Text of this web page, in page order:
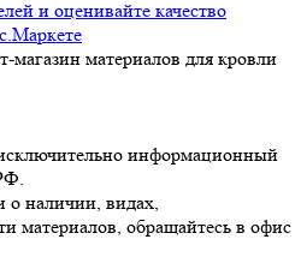
материалов для кровли
информационный
наличии, видах,
материалов, обращайтесь в офис